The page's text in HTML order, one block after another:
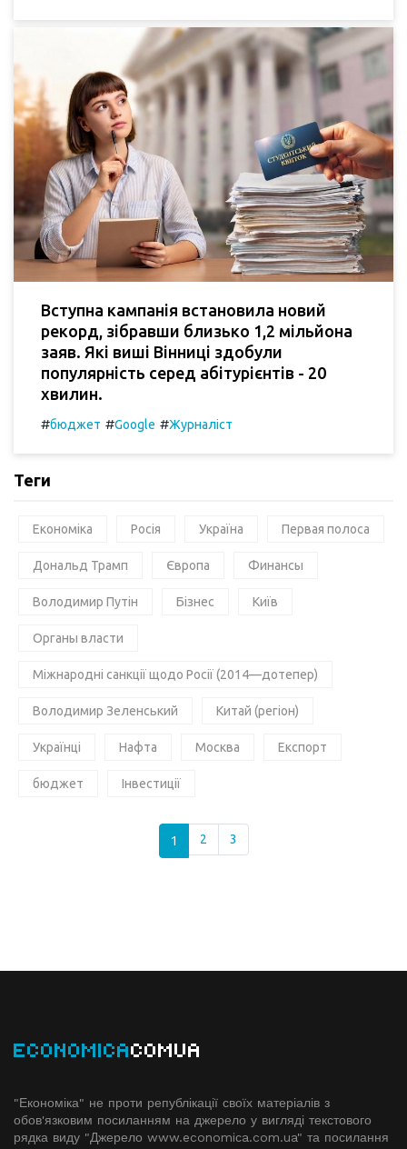
Вступна кампанія встановила новий
рекорд, зібравши близько 1,2 мільйона
заяв. Які виші Вінниці здобули
популярність серед абітурієнтів - 20
хвилин.
#бюджет #Google #Журналіст
Теги
Економіка Росія Україна Первая полоса
Дональд Трамп Європа Финансы
Володимир Путін Бізнес Київ
Органы власти
Міжнародні санкції щодо Росії (2014—дотепер)
Володимир Зеленський Китай (регіон)
Українці Нафта Москва Експорт
бюджет Інвестиції
1 2 3
ECONOMICACOMUA
"Економіка" не проти републікації своїх матеріалів з
обов'язковим посиланням на джерело у вигляді текстового
рядка виду "Джерело www.economiсa.com.ua" та посилання